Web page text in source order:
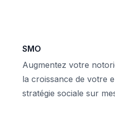
SMO
Augmentez votre
la croissance de votre
stratégie sociale sur